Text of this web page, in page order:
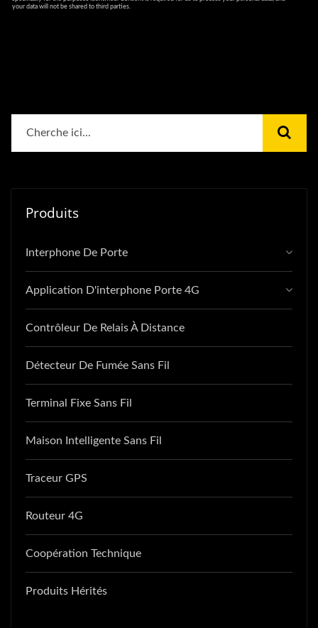
Produits
Interphone De Porte
Application D'interphone Porte 4G
Contrôleur De Relais À Distance
Détecteur De Fumée Sans Fil
Terminal Fixe Sans Fil
Maison Intelligente Sans Fil
Traceur GPS
Routeur 4G
Coopération Technique
Produits Hérités